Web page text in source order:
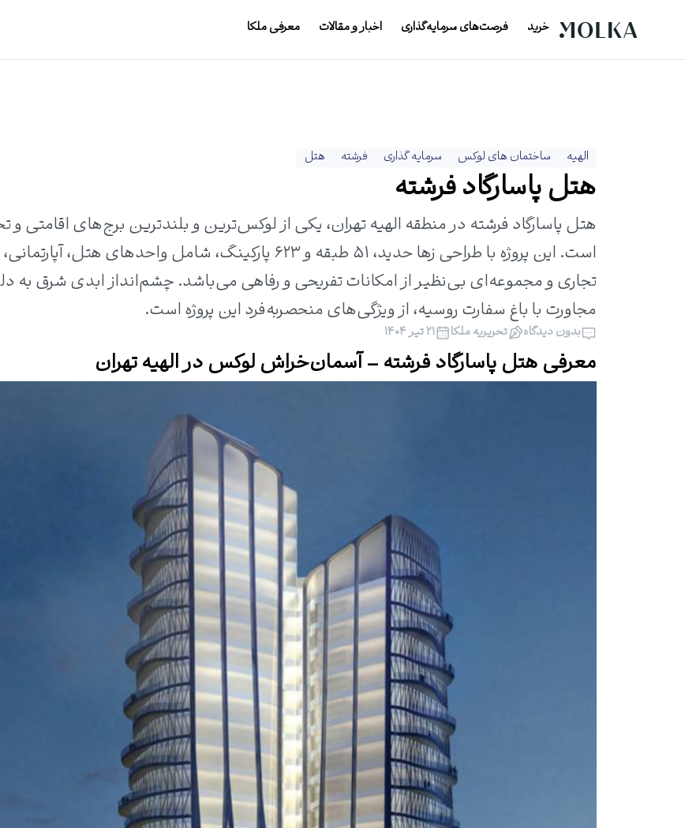
خرید فرصت‌های سرمایه‌گذاری اخبار و مقالات معرفی ملکا
الهیه ساختمان های لوکس سرمایه گذاری فرشته هتل
هتل پاسارگاد فرشته
هتل پاسارگاد فرشته در منطقه الهیه تهران، یکی از لوکس‌ترین و بلندترین برج‌های اقامتی و
است. این پروژه با طراحی زها حدید، ۵۱ طبقه و ۶۲۳ پارکینگ، شامل واحدهای هتل،
تجاری و مجموعه‌ای بی‌نظیر از امکانات تفریحی و رفاهی می‌باشد. چشم‌انداز ابدی شرق به
مجاورت با باغ سفارت روسیه، از ویژگی‌های منحصربه‌فرد این پروژه است.
بدون دیدگاه تحریریه ملکا ۲۱ تیر ۱۴۰۴
معرفی هتل پاسارگاد فرشته – آسمان‌خراش لوکس در الهیه تهران